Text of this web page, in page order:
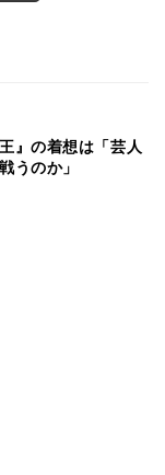
』の着想は「芸人
うのか」